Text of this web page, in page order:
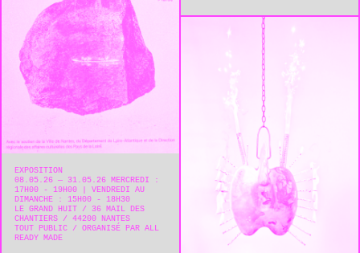
EXPOSITION
08.05.26 — 31.05.26 MERCREDI :
17H00 - 19H00 | VENDREDI AU
DIMANCHE : 15H00 - 18H30
LE GRAND HUIT
36 MAIL DES
CHANTIERS
44200 NANTES
TOUT PUBLIC
ORGANISÉ PAR ALL
READY MADE